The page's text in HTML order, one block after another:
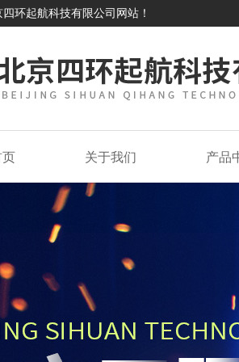
环起航科技有限公司网站！
页 关于我们 产品